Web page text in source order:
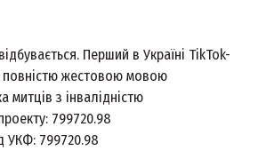
Перший в Україні TikTok-
повністю жестовою мовою
митців з інвалідністю
799720.98
УКФ: 799720.98